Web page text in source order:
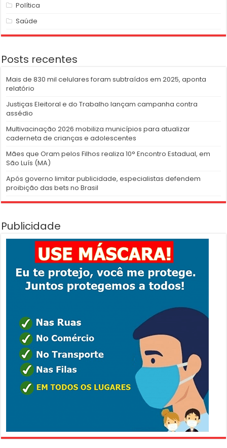
Política
Saúde
Posts recentes
Mais de 830 mil celulares foram subtraídos em 2025, aponta
relatório
Justiças Eleitoral e do Trabalho lançam campanha contra
assédio
Multivacinação 2026 mobiliza municípios para atualizar
caderneta de crianças e adolescentes
Mães que Oram pelos Filhos realiza 10° Encontro Estadual, em
São Luís (MA)
Após governo limitar publicidade, especialistas defendem
proibição das bets no Brasil
Publicidade